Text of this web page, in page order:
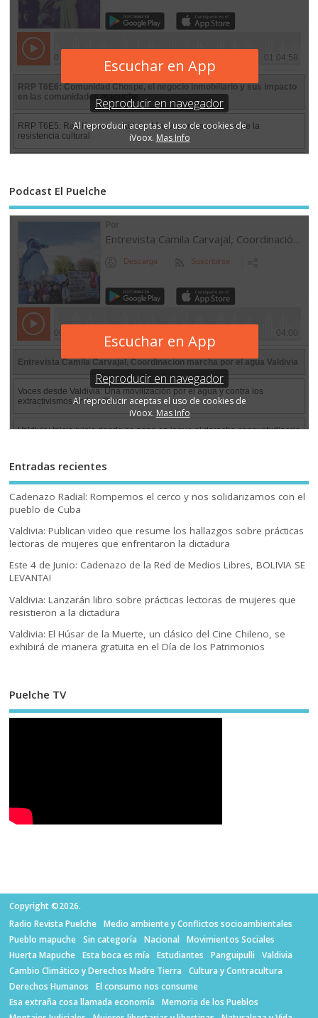
Podcast El Puelche
Entradas recientes
Cadenazo Radial: Rompemos el cerco y nos solidarizamos con el
pueblo de Cuba
Valdivia: Publican video que resume los hallazgos sobre prácticas
lectoras de mujeres que enfrentaron la dictadura
Este 4 de Junio: Cadenazo de la Red de Medios Libres, BOLIVIA SE
LEVANTA!
Valdivia: Lanzarán libro sobre prácticas lectoras de mujeres que
resistieron a la dictadura
Valdivia: El Húsar de la Muerte, un clásico del Cine Chileno, se
exhibirá de manera gratuita en el Día de los Patrimonios
Puelche TV
Copyright ©2026.
Radio Revista Puelche
Medio ambiente y Conflictos socioambientales
Pueblo mapuche
Sin categoría Nacional
Movimientos Sociales
Huerta Mapuche
Esta boca es mía Estudiantes Panguipulli
Valdivia
Cambio Climático y Derechos Madre Tierra
Cultura y Contracultura
Derechos Humanos
El consumo nos consume
Esa extraña cosa llamada economía
Memoria de los Pueblos